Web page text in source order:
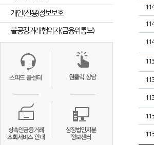
개인(신용)정보보호
불공정거래행위자(금융위통보)